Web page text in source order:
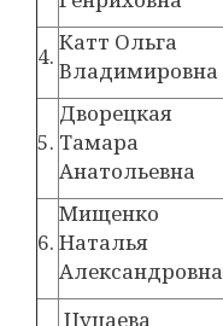
4.
Катт Ольга
Владимировна
5.
Дворецкая
Тамара
Анатольевна
6.
Мищенко
Наталья
Александровна
Цуцаева